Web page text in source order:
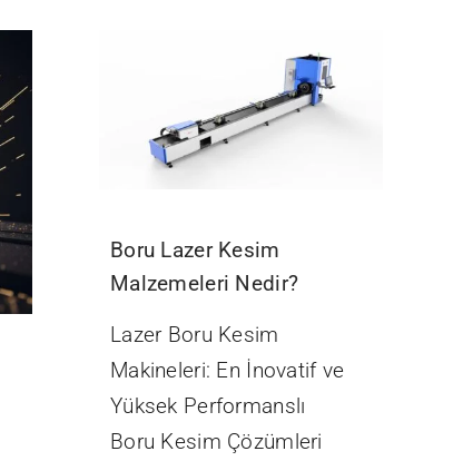
Boru Lazer Kesim
Malzemeleri Nedir?
Lazer Boru Kesim
Makineleri: En İnovatif ve
Yüksek Performanslı
Boru Kesim Çözümleri